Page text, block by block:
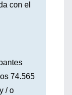
con el
74.565
/ o